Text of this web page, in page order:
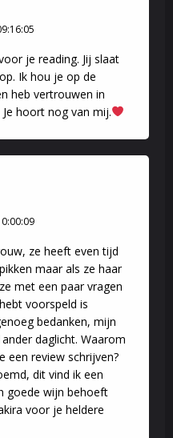
je reading. Jij slaat
Ik hou je op de
heb vertrouwen in
hoort nog van mij.
ze heeft even tijd
maar als ze haar
met een paar vragen
voorspeld is
bedanken, mijn
daglicht. Waarom
een review schrijven?
dit vind ik een
goede wijn behoeft
voor je heldere